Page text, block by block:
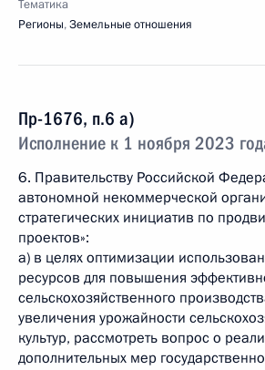
Тематика
Регионы,Земельные отношения
Пр-1676, п.6 а)
Исполнение к 1 ноября 2023
6. Правительству Российской
автономной некоммерческой
стратегических инициатив по
проектов»:
а) в целях оптимизации
ресурсов для повышения
сельскохозяйственного
увеличения урожайности
культур, рассмотреть вопрос о
дополнительных мер